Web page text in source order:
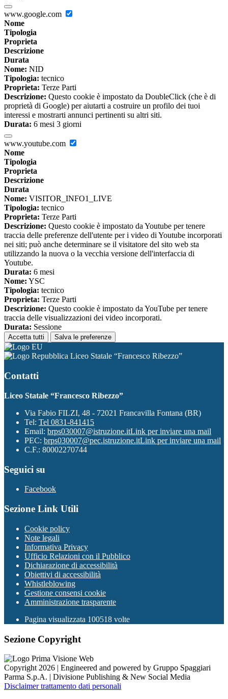
www.google.com
Nome
Tipologia
Proprieta
Descrizione
Durata
Nome: NID
Tipologia: tecnico
Proprieta: Terze Parti
Descrizione: Questo cookie è impostato da DoubleClick (che è di
proprietà di Google) per aiutarti a costruire un profilo dei tuoi
interessi e mostrarti annunci pertinenti su altri siti.
Durata: 6 mesi 3 giorni
www.youtube.com
Nome
Tipologia
Proprieta
Descrizione
Durata
Nome: VISITOR_INFO1_LIVE
Tipologia: tecnico
Proprieta: Terze Parti
Descrizione: Questo cookie è impostato da Youtube per tenere
traccia delle preferenze dell'utente per i video di Youtube incorporati
nei siti; può anche determinare se il visitatore del sito web sta
utilizzando la nuova o la vecchia versione dell'interfaccia di
Youtube.
Durata: 6 mesi
Nome: YSC
Tipologia: tecnico
Proprieta: Terze Parti
Descrizione: Questo cookie è impostato da YouTube per tenere
traccia delle visualizzazioni dei video incorporati.
Durata: Sessione
Accetta tutti Salva le preferenze
Liceo Statale “Francesco Ribezzo”
Contatti
Liceo Statale “Francesco Ribezzo”
Via Fabio FILZI, 48 - 72021 Francavilla Fontana (BR)
Tel: Tel 0831-841415
Email: brps030007@istruzione.itLink per inviare una mail
PEC: brps030007@pec.istruzione.itLink per inviare una mail
C.F.: 80002270744
Seguici su
Facebook
Sezione Link Utili
Cookie policy
Note legali
Informativa Privacy
Ufficio Relazioni con il Pubblico
Dichiarazione di accessibilità
Obiettivi di accessibilità
Whistleblowing
Gestione consensi cookie
Amministrazione trasparente
Pagina visualizzata 100518 volte
Sezione Copyright
Copyright 2026 | Engineered and powered by Gruppo Spaggiari
Parma S.p.A. | Divisione Publishing & New Social Media
Disclaimer trattamento dati personali